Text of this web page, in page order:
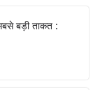
बड़ी ताकत :